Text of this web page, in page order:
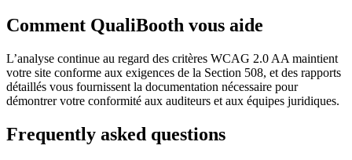
Comment QualiBooth vous aide
L’analyse continue au regard des critères WCAG 2.0 AA maintient
votre site conforme aux exigences de la Section 508, et des rapports
détaillés vous fournissent la documentation nécessaire pour
démontrer votre conformité aux auditeurs et aux équipes juridiques.
Frequently asked questions